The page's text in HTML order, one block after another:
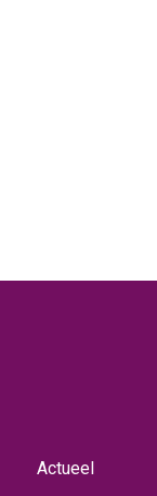
Actueel